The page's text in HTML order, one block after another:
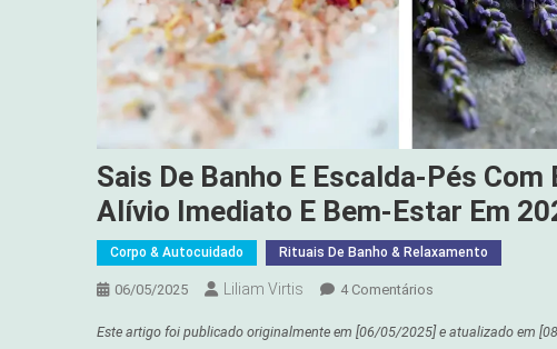
Sais De Banho E Escalda-Pés
Alívio Imediato E Bem-Estar Em
Corpo & Autocuidado Rituais De Banho & Relaxamento
06/05/2025 Liliam Virtis 4 Comentários
De
Este artigo foi publicado originalmente em [06/05/2025]e atualizado em